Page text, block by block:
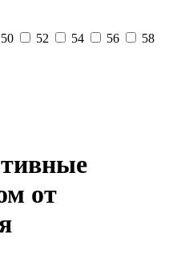
50 52 54 56
58
от